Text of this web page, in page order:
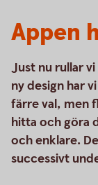
Appen
Just nu rullar
ny design har
färre val, men
hitta och göra
och enklare.
successivt